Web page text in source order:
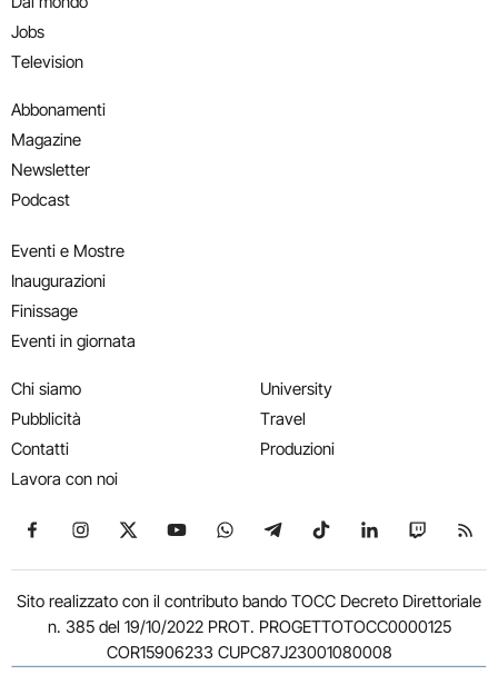
Jobs
Television
Abbonamenti
Magazine
Newsletter
Podcast
Eventi e Mostre
Inaugurazioni
Finissage
Eventi in giornata
Chi siamo
Pubblicità
Contatti
Lavora con noi
University
Travel
Produzioni
Seguici su Facebook
Seguici su Instagram
Seguici su X
Seguici su YouTube
Seguici su WhatsApp
Seguici su Telegram
Seguici su TikTok
Seguici su
Seguici
Sito realizzato con il contributo bando TOCC Decreto Direttoriale
n. 385 del 19/10/2022 PROT. PROGETTOTOCC0000125
COR15906233 CUPC87J23001080008